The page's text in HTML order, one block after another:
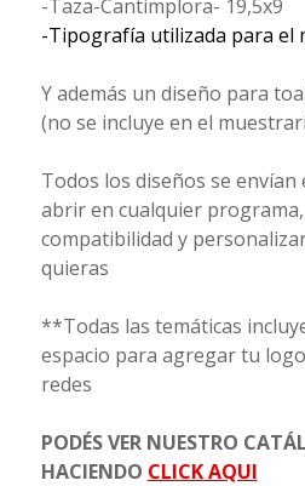
-Taza-Cantimplora- 19,5x9
-Tipografía utilizada para el
Y además un diseño para
(no se incluye en el
Todos los diseños se
abrir en cualquier
compatibilidad y
quieras
**Todas las temáticas
espacio para agregar tu
redes
PODÉS VER NUESTRO
HACIENDO CLICK AQUI